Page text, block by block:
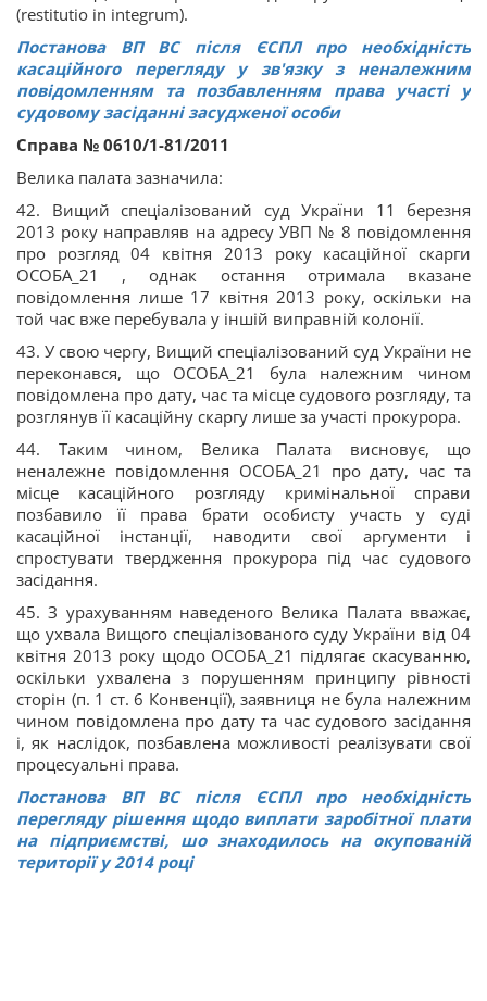
(restitutio in integrum).
Постанова ВП ВС після ЄСПЛ про необхідність
касаційного перегляду у зв'язку з неналежним
повідомленням та позбавленням права участі у
судовому засіданні засудженої особи
Справа № 0610/1-81/2011
Велика палата зазначила:
42. Вищий спеціалізований суд України 11 березня
2013 року направляв на адресу УВП № 8 повідомлення
про розгляд 04 квітня 2013 року касаційної скарги
ОСОБА_21 , однак остання отримала вказане
повідомлення лише 17 квітня 2013 року, оскільки на
той час вже перебувала у іншій виправній колонії.
43. У свою чергу, Вищий спеціалізований суд України не
переконався, що ОСОБА_21 була належним чином
повідомлена про дату, час та місце судового розгляду, та
розглянув її касаційну скаргу лише за участі прокурора.
44. Таким чином, Велика Палата висновує, що
неналежне повідомлення ОСОБА_21 про дату, час та
місце касаційного розгляду кримінальної справи
позбавило її права брати особисту участь у суді
касаційної інстанції, наводити свої аргументи і
спростувати твердження прокурора під час судового
засідання.
45. З урахуванням наведеного Велика Палата вважає,
що ухвала Вищого спеціалізованого суду України від 04
квітня 2013 року щодо ОСОБА_21 підлягає скасуванню,
оскільки ухвалена з порушенням принципу рівності
сторін (п. 1 ст. 6 Конвенції), заявниця не була належним
чином повідомлена про дату та час судового засідання
і, як наслідок, позбавлена можливості реалізувати свої
процесуальні права.
Постанова ВП ВС після ЄСПЛ про необхідність
перегляду рішення щодо виплати заробітної плати
на підприємстві, шо знаходилось на окупованій
території у 2014 році